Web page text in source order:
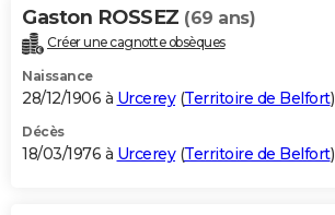
Gaston ROSSEZ (69 ans)
Créer une cagnotte obsèques
Naissance
28/12/1906 à Urcerey(Territoire de Belfort)
Décès
18/03/1976 à Urcerey(Territoire de Belfort)